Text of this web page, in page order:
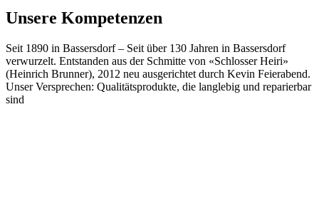
Unsere Kompetenzen
Seit 1890 in Bassersdorf– Seit über 130 Jahren in Bassersdorf
verwurzelt. Entstanden aus der Schmitte von «Schlosser Heiri»
(Heinrich Brunner), 2012 neu ausgerichtet durch Kevin Feierabend.
Unser Versprechen: Qualitätsprodukte, die langlebig und reparierbar
sind